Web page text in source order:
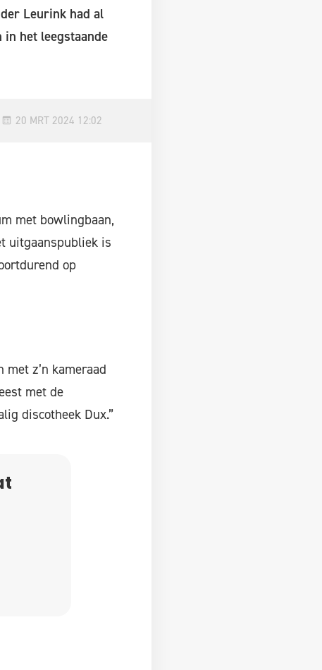
Leurink had al
het leegstaande
20 MRT 2024 12:02
met bowlingbaan,
uitgaanspubliek is
op
z’n kameraad
met de
discotheek Dux.”